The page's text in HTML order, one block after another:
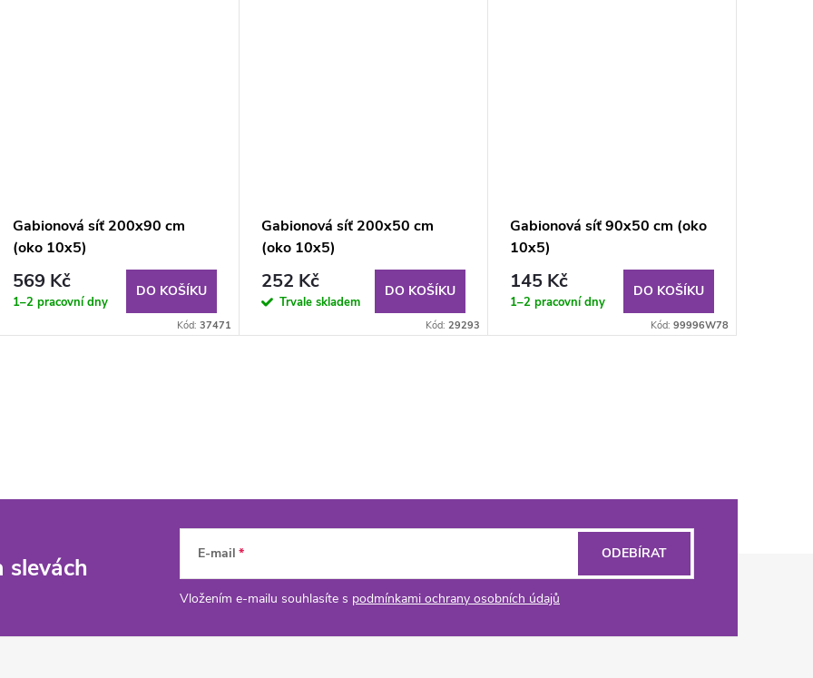
Gabionová síť 200x90 cm
(oko 10x5)
569 Kč
1–2 pracovní dny
DO KOŠÍKU
Kód: 37471
Gabionová síť 200x50 cm
(oko 10x5)
252 Kč
Trvale skladem
DO KOŠÍKU
Kód: 29293
Gabionová síť 90x50 cm (oko
10x5)
145 Kč
1–2 pracovní dny
DO KOŠÍKU
Kód: 99996W78
slevách E-mail
Vložením e-mailu souhlasíte s podmínkami ochrany osobních údajů
ODEBÍRAT